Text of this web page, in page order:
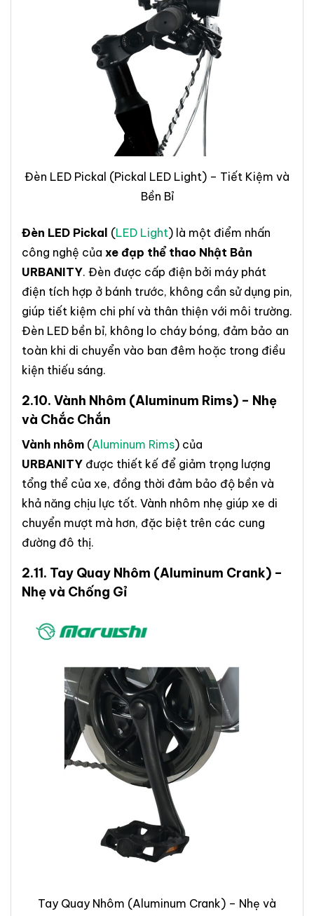
Đèn LED Pickal (Pickal LED Light) – Tiết Kiệm và
Bền Bỉ
Đèn LED Pickal (LED Light) là một điểm nhấn
công nghệ của xe đạp thể thao Nhật Bản
URBANITY. Đèn được cấp điện bởi máy phát
điện tích hợp ở bánh trước, không cần sử dụng pin,
giúp tiết kiệm chi phí và thân thiện với môi trường.
Đèn LED bền bỉ, không lo cháy bóng, đảm bảo an
toàn khi di chuyển vào ban đêm hoặc trong điều
kiện thiếu sáng.
2.10. Vành Nhôm (Aluminum Rims) – Nhẹ
và Chắc Chắn
Vành nhôm (Aluminum Rims) của
URBANITY được thiết kế để giảm trọng lượng
tổng thể của xe, đồng thời đảm bảo độ bền và
khả năng chịu lực tốt. Vành nhôm nhẹ giúp xe di
chuyển mượt mà hơn, đặc biệt trên các cung
đường đô thị.
2.11. Tay Quay Nhôm (Aluminum Crank) –
Nhẹ và Chống Gỉ
Tay Quay Nhôm (Aluminum Crank) – Nhẹ và